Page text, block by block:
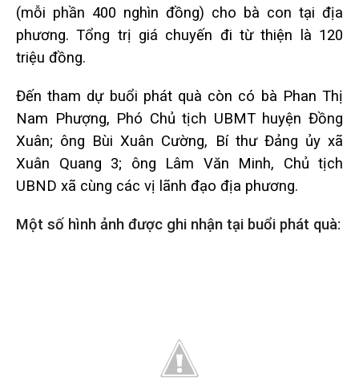
(mỗi phần 400 nghìn đồng) cho bà con tại địa
phương. Tổng trị giá chuyến đi từ thiện là 120
triệu đồng.
Đến tham dự buổi phát quà còn có bà Phan Thị
Nam Phượng, Phó Chủ tịch UBMT huyện Đồng
Xuân; ông Bùi Xuân Cường, Bí thư Đảng ủy xã
Xuân Quang 3; ông Lâm Văn Minh, Chủ tịch
UBND xã cùng các vị lãnh đạo địa phương.
Một số hình ảnh được ghi nhận tại buổi phát quà: